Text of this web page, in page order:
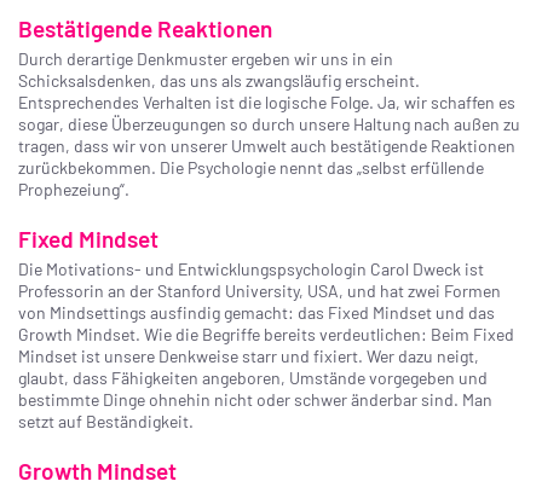
Bestätigende Reaktionen
Durch derartige Denkmuster ergeben wir uns in ein
Schicksalsdenken, das uns als zwangsläufig erscheint.
Entsprechendes Verhalten ist die logische Folge. Ja, wir schaffen es
sogar, diese Überzeugungen so durch unsere Haltung nach außen zu
tragen, dass wir von unserer Umwelt auch bestätigende Reaktionen
zurückbekommen. Die Psychologie nennt das „selbst erfüllende
Prophezeiung“.
Fixed Mindset
Die Motivations- und Entwicklungspsychologin Carol Dweck ist
Professorin an der Stanford University, USA, und hat zwei Formen
von Mindsettings ausfindig gemacht: das Fixed Mindset und das
Growth Mindset. Wie die Begriffe bereits verdeutlichen: Beim Fixed
Mindset ist unsere Denkweise starr und fixiert. Wer dazu neigt,
glaubt, dass Fähigkeiten angeboren, Umstände vorgegeben und
bestimmte Dinge ohnehin nicht oder schwer änderbar sind. Man
setzt auf Beständigkeit.
Growth Mindset